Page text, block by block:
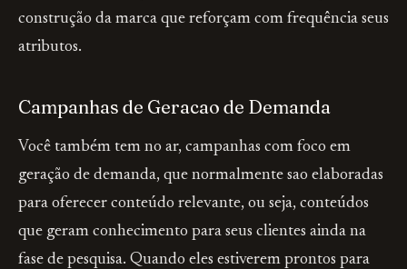
construção da marca que reforçam com frequência seus
atributos.
Campanhas de Geracao de Demanda
Você também tem no ar, campanhas com foco em
geração de demanda, que normalmente sao elaboradas
para oferecer conteúdo relevante, ou seja, conteúdos
que geram conhecimento para seus clientes ainda na
fase de pesquisa. Quando eles estiverem prontos para